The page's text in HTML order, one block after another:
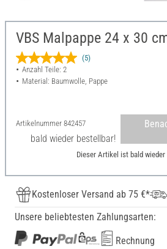
VBS Malpappe 24 x 30
(5)
Anzahl Teile: 2
Material: Baumwolle, Pappe
Artikelnummer 842457
bald wieder bestellbar!
Dieser Artikel ist bald wieder
Kostenloser Versand ab 75 €*
Unsere beliebtesten Zahlungsarten:
Rechnung